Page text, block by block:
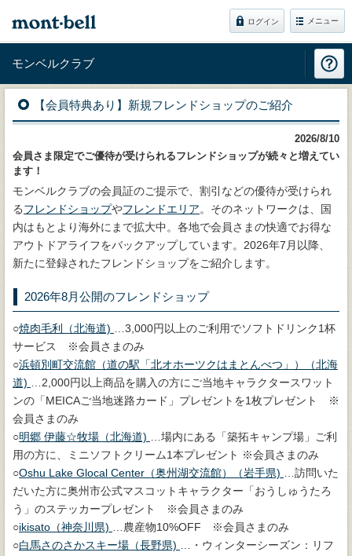
ログイン メニュー
モンベルクラブ
【会員特典あり】新規フレンドショップのご紹介
2026/8/10
会員さま限定でご優待が受けられるフレンドショップが続々と増えてい
ます！
モンベルクラブの会員証のご提示で、割引などの優待が受けられ
るフレンドショップやフレンドエリア。そのネットワークは、国
内はもとより海外にまで拡大中。各地で会員さまの快適でお得な
アウトドアライフをバックアップしています。2026年7月以降、
新たに登録されたフレンドショップをご紹介します。
2026年8月公開のフレンドショップ
○焼肉毛利（北海道)
…3,000円以上のご利用でソフトドリンク1杯
サービス ※会員さまのみ
○浜頓別町交流館（道の駅「北オホーツクはまとんべつ」）（北海
道)
…2,000円以上商品を購入の方にご当地キャラクタースワット
ンの「MEICAご当地迷路カード」プレゼントを1枚プレゼント ※
会員さまのみ
○明郷 伊藤☆牧場（北海道)
…場内にある「築拓キャンプ場」ご利
用の方に、ミニソフトクリーム1本プレゼント ※会員さまのみ
○Oshu Lake Glocal Center（奥州湖交流館）（岩手県)
…訪問いた
だいた方に奥州市公式マスコットキャラクター「おうしゅうたろ
う」のステッカープレゼント ※会員さまのみ
○ikisato（神奈川県)
…農産物10%OFF ※会員さまのみ
○白馬さのさかスキー場（長野県)
…・ウィンターシーズン：リフ